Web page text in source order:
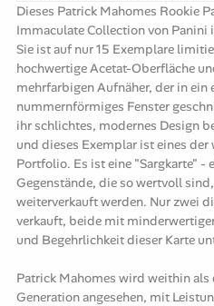
Dieses Patrick Mahomes Rookie
Immaculate Collection von Panini
Sie ist auf nur 15 Exemplare
hochwertige Acetat-Oberfläche
mehrfarbigen Aufnäher, der in ein
nummernförmiges Fenster
ihr schlichtes, modernes Design
und dieses Exemplar ist eines
Portfolio. Es ist eine "Sargkarte" -
Gegenstände, die so wertvoll
weiterverkauft werden. Nur zwei
verkauft, beide mit
und Begehrlichkeit dieser Karte
Patrick Mahomes wird weithin als
Generation angesehen, mit